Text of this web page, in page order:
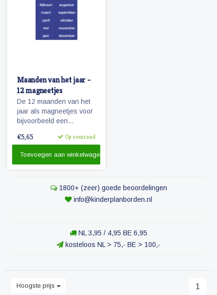
Maanden van het jaar -
12 magneetjes
De 12 maanden van het
jaar als magneetjes voor
bijvoorbeeld een
€5,65 Op voorraad
Toevoegen aan winkelwagen
1800+ (zeer) goede beoordelingen
info@kinderplanborden.nl
NL 3,95 / 4,95 BE 6,95
kosteloos NL > 75,- BE > 100,-
Hoogste prijs 1